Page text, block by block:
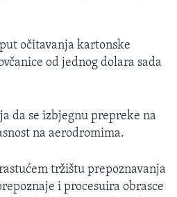
očitavanja kartonske
od jednog dolara sada
da se izbjegnu prepreke na
na aerodromima.
tržištu prepoznavanja
i procesuira obrasce